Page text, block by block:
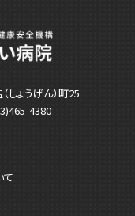
ょうげん）町25
4380
て